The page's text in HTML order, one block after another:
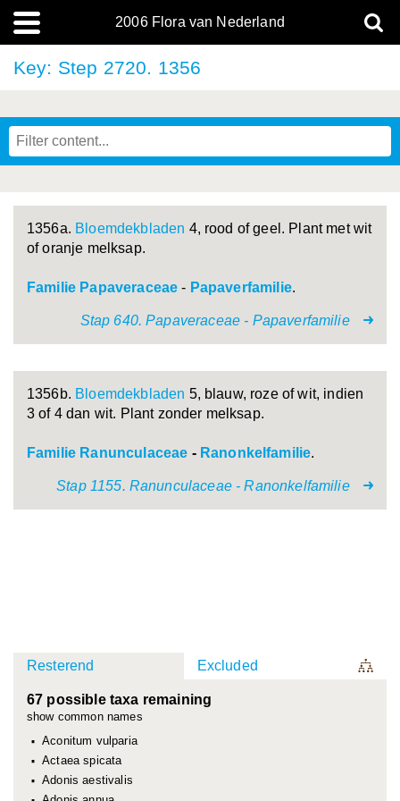
2006 Flora van Nederland
Key: Step 2720. 1356
1356a. Bloemdekbladen 4, rood of geel. Plant met wit
of oranje melksap.
Familie Papaveraceae - Papaverfamilie.
Stap 640. Papaveraceae - Papaverfamilie
1356b. Bloemdekbladen 5, blauw, roze of wit, indien
3 of 4 dan wit. Plant zonder melksap.
Familie Ranunculaceae - Ranonkelfamilie.
Stap 1155. Ranunculaceae - Ranonkelfamilie
Resterend Excluded
67 possible taxa remaining
show common names
Aconitum vulparia
Actaea spicata
Adonis aestivalis